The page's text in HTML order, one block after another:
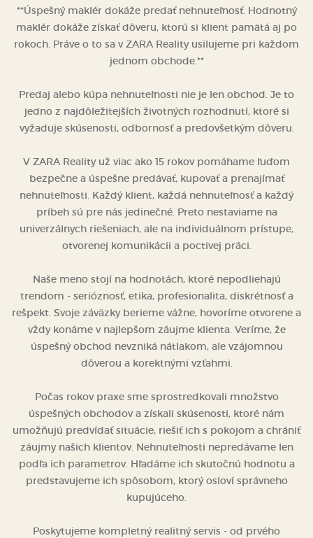
**Úspešný maklér dokáže predať nehnuteľnosť. Hodnotný
maklér dokáže získať dôveru, ktorú si klient pamätá aj po
rokoch. Práve o to sa v ZARA Reality usilujeme pri každom
jednom obchode.**
Predaj alebo kúpa nehnuteľnosti nie je len obchod. Je to
jedno z najdôležitejších životných rozhodnutí, ktoré si
vyžaduje skúsenosti, odbornosť a predovšetkým dôveru.
V ZARA Reality už viac ako 15 rokov pomáhame ľuďom
bezpečne a úspešne predávať, kupovať a prenajímať
nehnuteľnosti. Každý klient, každá nehnuteľnosť a každý
príbeh sú pre nás jedinečné. Preto nestaviame na
univerzálnych riešeniach, ale na individuálnom prístupe,
otvorenej komunikácii a poctivej práci.
Naše meno stojí na hodnotách, ktoré nepodliehajú
trendom - serióznosť, etika, profesionalita, diskrétnosť a
rešpekt. Svoje záväzky berieme vážne, hovoríme otvorene a
vždy konáme v najlepšom záujme klienta. Veríme, že
úspešný obchod nevzniká nátlakom, ale vzájomnou
dôverou a korektnými vzťahmi.
Počas rokov praxe sme sprostredkovali množstvo
úspešných obchodov a získali skúsenosti, ktoré nám
umožňujú predvídať situácie, riešiť ich s pokojom a chrániť
záujmy našich klientov. Nehnuteľnosti nepredávame len
podľa ich parametrov. Hľadáme ich skutočnú hodnotu a
predstavujeme ich spôsobom, ktorý osloví správneho
kupujúceho.
Poskytujeme kompletný realitný servis - od prvého